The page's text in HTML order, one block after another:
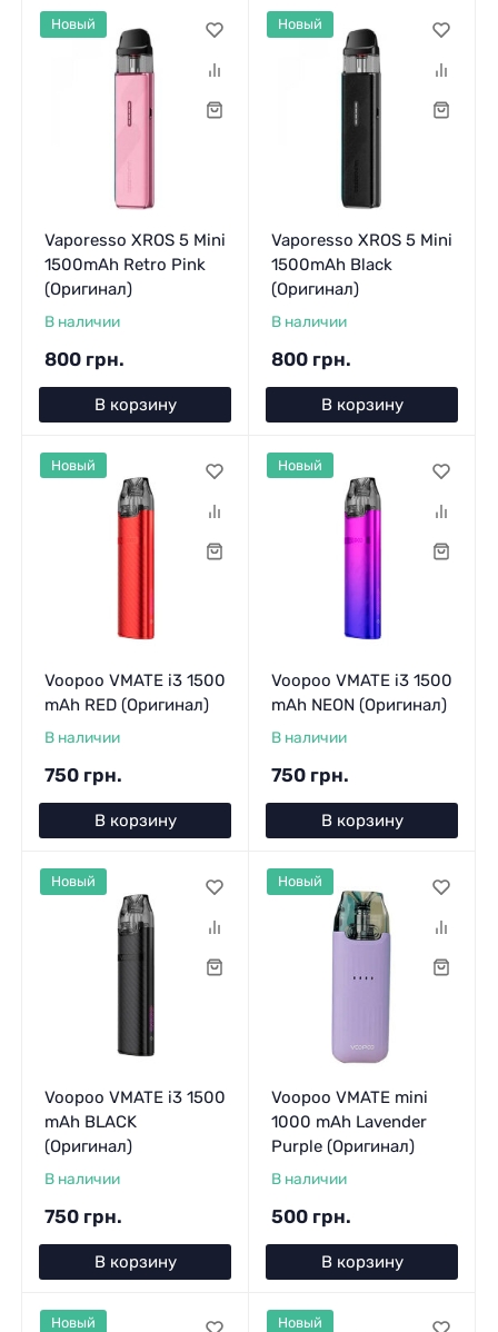
Vaporesso XROS 5 Mini
1500mAh Retro Pink
(Оригинал)
В наличии
800 грн.
В корзину
Новый
Vaporesso XROS 5 Mini
1500mAh Black
(Оригинал)
В наличии
800 грн.
В корзину
Новый
Voopoo VMATE i3 1500
mAh RED (Оригинал)
В наличии
750 грн.
В корзину
Новый
Voopoo VMATE i3 1500
mAh NEON (Оригинал)
В наличии
750 грн.
В корзину
Новый
Voopoo VMATE i3 1500
mAh BLACK
(Оригинал)
В наличии
750 грн.
В корзину
Новый
Voopoo VMATE mini
1000 mAh Lavender
Purple (Оригинал)
В наличии
500 грн.
В корзину
Новый
Новый Новый